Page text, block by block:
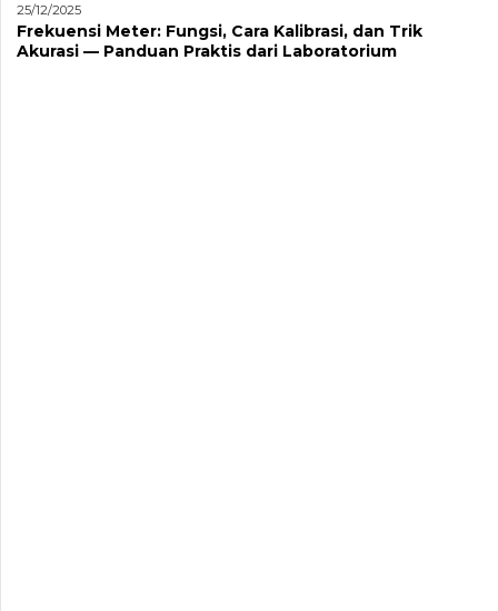
25/12/2025
Frekuensi Meter: Fungsi, Cara Kalibrasi, dan Trik
Akurasi — Panduan Praktis dari Laboratorium